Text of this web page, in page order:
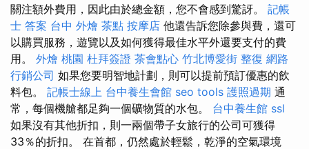
關注額外費用，因此由於總金額，您不會感到驚訝。 記帳
士 答案 台中 外燴 茶點 按摩店 他還告訴您除參與費，還可
以購買服務，遊覽以及如何獲得最佳水平外還要支付的費
用。 外燴 桃園 杜拜簽證 茶會點心 竹北博愛街 整復 網路
行銷公司 如果您要明智地計劃，則可以提前預訂優惠的飲
料包。 記帳士線上 台中養生會館 seo tools 護照過期 通
常，每個機艙都足夠一個礦物質的水包。 台中養生館 ssl
如果沒有其他折扣，則一兩個帶子女旅行的公司可獲得
33％的折扣。 在首都，仍然處於輕鬆，乾淨的空氣環境